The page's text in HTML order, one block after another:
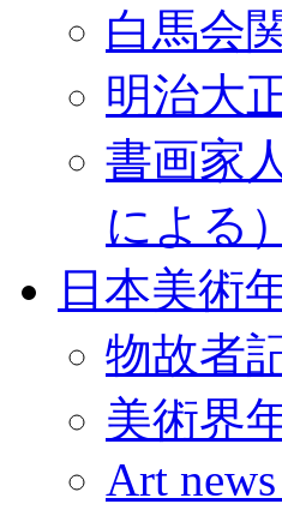
白馬会
明治大
書画家
による）
日本美術
物故者
美術界
Art